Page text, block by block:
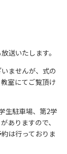
送いたします。
ませんが、式の
室にてご覧頂け
生駐車場、第2学
ありますので、
は行っておりま